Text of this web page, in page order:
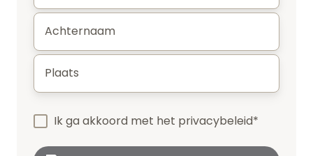
Achternaam
Plaats
Ik ga akkoord met het privacybeleid*